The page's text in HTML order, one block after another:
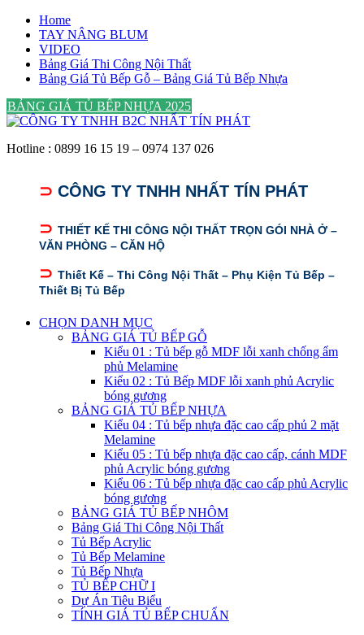
Skip
content
Home
TAY NÂNG BLUM
VIDEO
Bảng Giá Thi Công Nội Thất
Bảng Giá Tủ Bếp Gỗ – Bảng Giá Tủ Bếp Nhựa
BẢNG GIÁ TỦ BẾP NHỰA 2025
Hotline : 0899 16 15 19 – 0974 137 026
⊃ CÔNG TY TNHH NHẤT TÍN PHÁT
⊃ THIẾT KẾ THI CÔNG NỘI THẤT TRỌN GÓI NHÀ Ở –
VĂN PHÒNG – CĂN HỘ
⊃ Thiết Kế – Thi Công Nội Thất – Phụ Kiện Tủ Bếp –
Thiết Bị Tủ Bếp
CHỌN DANH MỤC
BẢNG GIÁ TỦ BẾP GỖ
Kiểu 01 : Tủ bếp gỗ MDF lỗi xanh chống ẩm
phủ Melamine
Kiểu 02 : Tủ Bếp MDF lỗi xanh phủ Acrylic
bóng gương
BẢNG GIÁ TỦ BẾP NHỰA
Kiểu 04 : Tủ bếp nhựa đặc cao cấp phủ 2 mặt
Melamine
Kiểu 05 : Tủ bếp nhựa đặc cao cấp, cánh MDF
phủ Acrylic bóng gương
Kiểu 06 : Tủ bếp nhựa đặc cao cấp phủ Acrylic
bóng gương
BẢNG GIÁ TỦ BẾP NHÔM
Bảng Giá Thi Công Nội Thất
Tủ Bếp Acrylic
Tủ Bếp Melamine
Tủ Bếp Nhựa
TỦ BẾP CHỮ I
Dự Án Tiêu Biểu
TÍNH GIÁ TỦ BẾP CHUẨN